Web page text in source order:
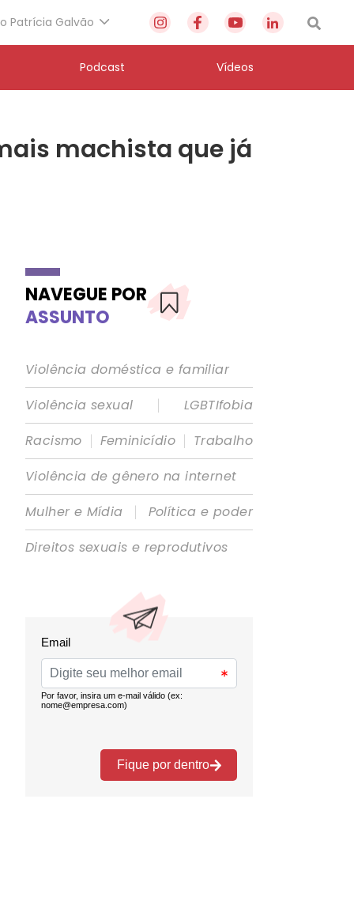
Patrícia Galvão
Podcast Vídeos
machista que já
NAVEGUE POR
ASSUNTO
Violência doméstica e familiar
Violência sexual
|
LGBTIfobia
Racismo | Feminicídio | Trabalho
Violência de gênero na internet
Mulher e Mídia
|
Política e poder
Direitos sexuais e reprodutivos